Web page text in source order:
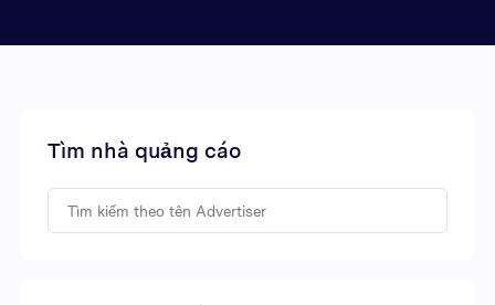
Tìm nhà quảng cáo